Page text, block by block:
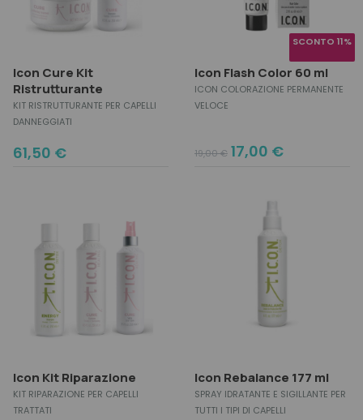
Icon Cure Kit
Ristrutturante
KIT RISTRUTTURANTE PER CAPELLI
DANNEGGIATI
61,50 €
SCONTO 11%
Icon Flash Color 60 ml
ICON COLORAZIONE PERMANENTE
VELOCE
19,00€
Original
17,00 €
Current
Icon Kit Riparazione
KIT RIPARAZIONE PER CAPELLI
TRATTATI
Icon Rebalance 177 ml
SPRAY IDRATANTE E SIGILLANTE PER
TUTTI I TIPI DI CAPELLI